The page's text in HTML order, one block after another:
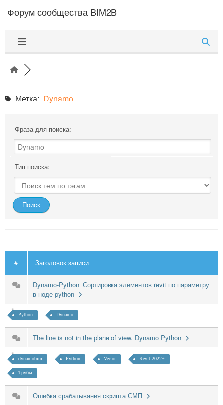
Форум сообщества BIM2B
Метка: Dynamo
Фраза для поиска:
Тип поиска:
# Заголовок записи
Dynamo-Python_Сортировка элементов revit по параметру
в ноде python
Python Dynamo
The line is not in the plane of view. Dynamo Python
dynamobim Python Vector Revit 2022+
Трубы
Ошибка срабатывания скрипта СМП